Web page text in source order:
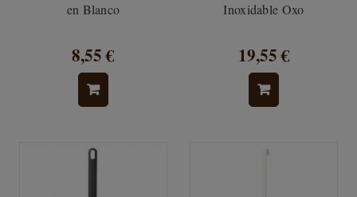
en Blanco
8,55 €
Inoxidable Oxo
19,55 €